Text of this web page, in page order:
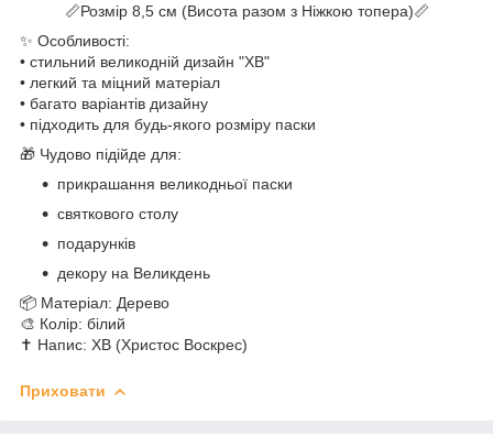
📏Розмір 8,5 см (Висота разом з Ніжкою топера)📏
✨ Особливості:
• стильний великодній дизайн "ХВ"
• легкий та міцний матеріал
• багато варіантів дизайну
• підходить для будь-якого розміру паски
🎁 Чудово підійде для:
прикрашання великодньої паски
святкового столу
подарунків
декору на Великдень
📦 Матеріал: Дерево
🎨 Колір: білий
✝️ Напис: ХВ (Христос Воскрес)
Приховати